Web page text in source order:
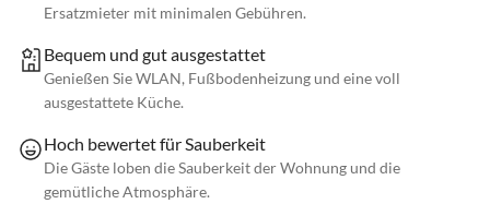
Ersatzmieter mit minimalen Gebühren.
Bequem und gut ausgestattet
Genießen Sie WLAN, Fußbodenheizung und eine voll
ausgestattete Küche.
Hoch bewertet für Sauberkeit
Die Gäste loben die Sauberkeit der Wohnung und die
gemütliche Atmosphäre.